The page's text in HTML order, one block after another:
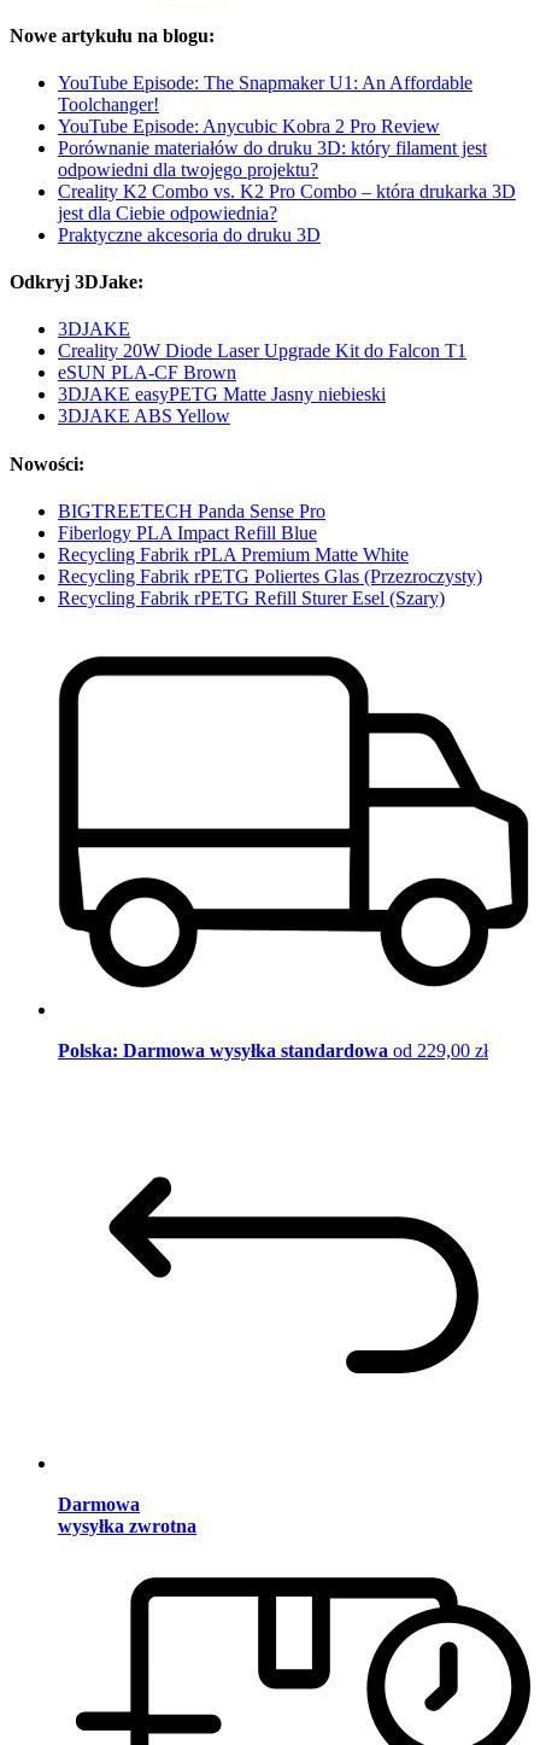
Nowe artykułu na blogu:
YouTube Episode: The Snapmaker U1: An Affordable
Toolchanger!
YouTube Episode: Anycubic Kobra 2 Pro Review
Porównanie materiałów do druku 3D: który filament jest
odpowiedni dla twojego projektu?
Creality K2 Combo vs. K2 Pro Combo – która drukarka 3D
jest dla Ciebie odpowiednia?
Praktyczne akcesoria do druku 3D
Odkryj 3DJake:
3DJAKE
Creality 20W Diode Laser Upgrade Kit do Falcon T1
eSUN PLA-CF Brown
3DJAKE easyPETG Matte Jasny niebieski
3DJAKE ABS Yellow
Nowości:
BIGTREETECH Panda Sense Pro
Fiberlogy PLA Impact Refill Blue
Recycling Fabrik rPLA Premium Matte White
Recycling Fabrik rPETG Poliertes Glas (Przezroczysty)
Recycling Fabrik rPETG Refill Sturer Esel (Szary)
Polska: Darmowa wysyłka standardowa od 229,00 zł
Darmowa
wysyłka zwrotna